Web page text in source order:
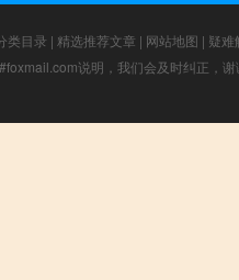
类目录 | 精选推荐文章 | 网站地图 | 疑难
说明，我们会及时纠正，谢